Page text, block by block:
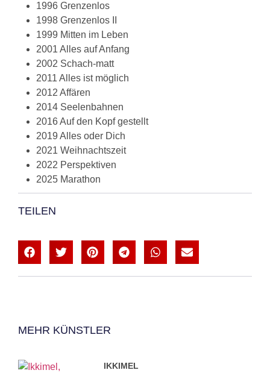
1996 Grenzenlos
1998 Grenzenlos II
1999 Mitten im Leben
2001 Alles auf Anfang
2002 Schach-matt
2011 Alles ist möglich
2012 Affären
2014 Seelenbahnen
2016 Auf den Kopf gestellt
2019 Alles oder Dich
2021 Weihnachtszeit
2022 Perspektiven
2025 Marathon
TEILEN
MEHR KÜNSTLER
IKKIMEL